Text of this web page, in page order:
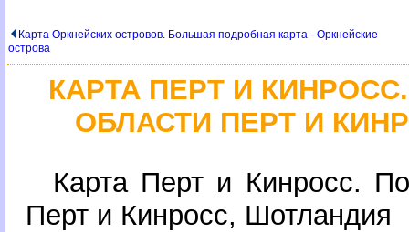
Карта Оркнейских островов. Большая подробная карта - Оркнейские
острова
КАРТА ПЕРТ И
ОБЛАСТИ ПЕРТ И
Карта Перт и Кинросс.
Перт и Кинросс, Шотландия